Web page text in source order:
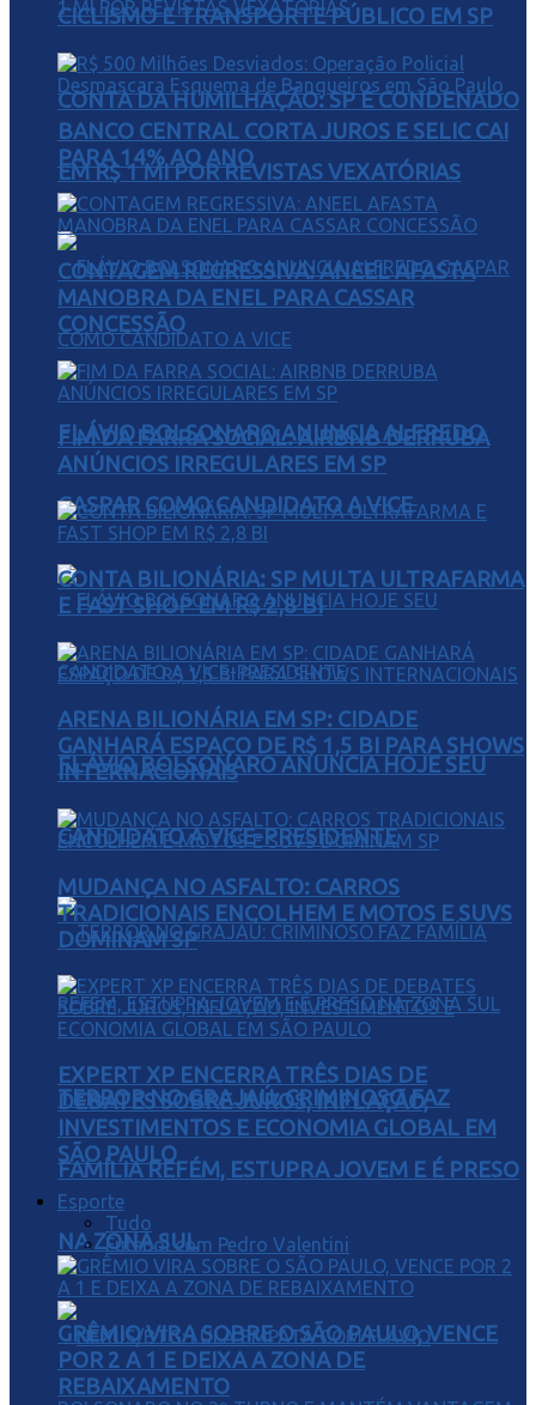
CONTA DA HUMILHAÇÃO: SP É CONDENADO
EM R$ 1 MI POR REVISTAS VEXATÓRIAS
FLÁVIO BOLSONARO ANUNCIA ALFREDO
GASPAR COMO CANDIDATO A VICE
FLÁVIO BOLSONARO ANUNCIA HOJE SEU
CANDIDATO A VICE-PRESIDENTE
TERROR NO GRAJAÚ: CRIMINOSO FAZ
FAMÍLIA REFÉM, ESTUPRA JOVEM E É PRESO
NA ZONA SUL
CICLISMO E TRANSPORTE PÚBLICO EM SP
BANCO CENTRAL CORTA JUROS E SELIC CAI
PARA 14% AO ANO
CONTAGEM REGRESSIVA: ANEEL AFASTA
MANOBRA DA ENEL PARA CASSAR
CONCESSÃO
FIM DA FARRA SOCIAL: AIRBNB DERRUBA
ANÚNCIOS IRREGULARES EM SP
CONTA BILIONÁRIA: SP MULTA ULTRAFARMA
E FAST SHOP EM R$ 2,8 BI
ARENA BILIONÁRIA EM SP: CIDADE
GANHARÁ ESPAÇO DE R$ 1,5 BI PARA SHOWS
INTERNACIONAIS
MUDANÇA NO ASFALTO: CARROS
TRADICIONAIS ENCOLHEM E MOTOS E SUVS
DOMINAM SP
EXPERT XP ENCERRA TRÊS DIAS DE
DEBATES SOBRE JUROS, INFLAÇÃO,
INVESTIMENTOS E ECONOMIA GLOBAL EM
SÃO PAULO
Esporte
Tudo
Futebol com Pedro Valentini
GRÊMIO VIRA SOBRE O SÃO PAULO, VENCE
POR 2 A 1 E DEIXA A ZONA DE
REBAIXAMENTO